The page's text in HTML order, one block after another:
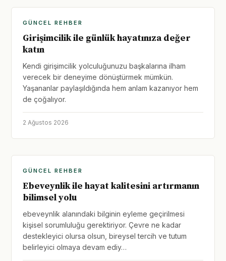
GÜNCEL REHBER
Girişimcilik ile günlük hayatınıza değer
katın
Kendi girişimcilik yolculuğunuzu başkalarına ilham
verecek bir deneyime dönüştürmek mümkün.
Yaşananlar paylaşıldığında hem anlam kazanıyor hem
de çoğalıyor.
2 Ağustos 2026
GÜNCEL REHBER
Ebeveynlik ile hayat kalitesini artırmanın
bilimsel yolu
ebeveynlik alanındaki bilginin eyleme geçirilmesi
kişisel sorumluluğu gerektiriyor. Çevre ne kadar
destekleyici olursa olsun, bireysel tercih ve tutum
belirleyici olmaya devam ediy…